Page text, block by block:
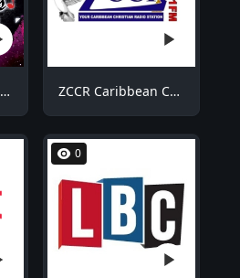
Radio Turks & Caicos RTCFM ZCCR Caribbean Christian Radio
0